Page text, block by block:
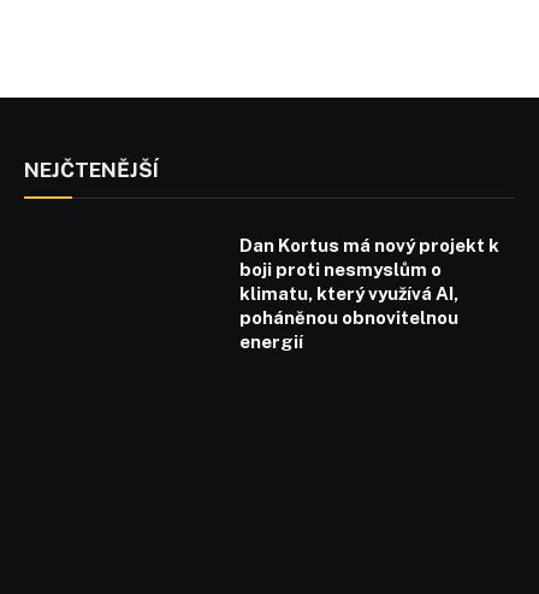
NEJČTENĚJŠÍ
Dan Kortus má nový projekt k
boji proti nesmyslům o
klimatu, který využívá AI,
poháněnou obnovitelnou
energií